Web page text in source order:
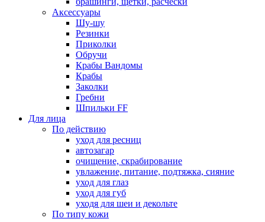
Аксессуары
Шу-шу
Резинки
Приколки
Обручи
Крабы Вандомы
Крабы
Заколки
Гребни
Шпильки FF
Для лица
По действию
уход для ресниц
автозагар
очищение, скрабирование
увлажение, питание, подтяжка, сияние
уход для глаз
уход для губ
уходя для шеи и декольте
По типу кожи